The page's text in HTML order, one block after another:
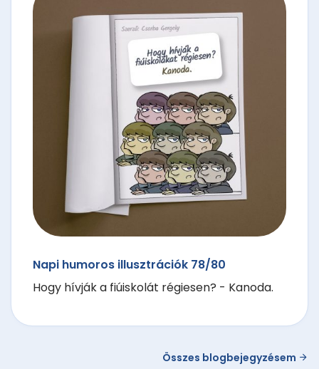
Napi humoros illusztrációk 78/80
Hogy hívják a fiúiskolát régiesen? - Kanoda.
Összes blogbejegyzésem